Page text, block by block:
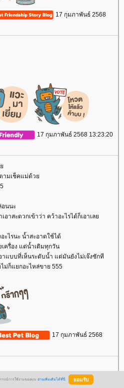
17 กุมภาพันธ์ 2568
17 กุมภาพันธ์ 2568 13:23:20
ตามเช็คแม่ด้ว
อนนะ
อาสะดวกเข้าว่า คว้าอะไรได้ก็เอาเล
ะไรนะ น้ำสะอาดใช้ได้
เครื่อง แต่น้ำเติมทุกวัน
าแบบที่เห็นระดับน้ำ แต่มันยังไม่เจ๊งซักที
ไม่ก็แยกอะไหล่ขาย 555
17 กุมภาพันธ์ 2568
ารณ์การใช้งานของคุณ อ่านเพิ่มเติมได้ที่นี่